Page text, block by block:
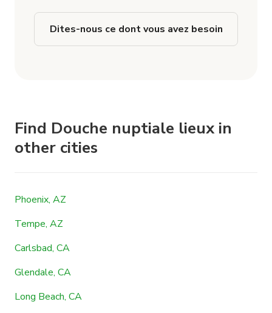
Dites-nous ce dont vous avez besoin
Find Douche nuptiale lieux in
other cities
Phoenix, AZ
Tempe, AZ
Carlsbad, CA
Glendale, CA
Long Beach, CA